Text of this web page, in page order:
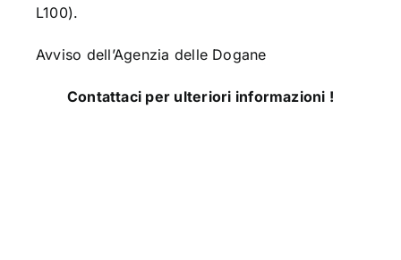
L100).
Avviso dell’Agenzia delle Dogane
Contattaci per ulteriori informazioni !